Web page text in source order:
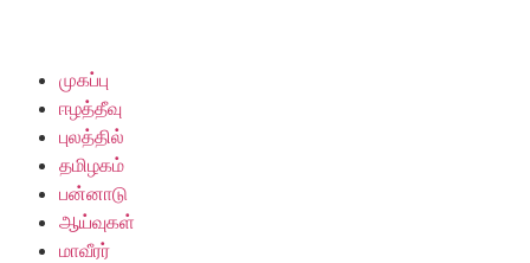
முகப்பு
ஈழத்தீவு
புலத்தில்
தமிழகம்
பன்னாடு
ஆய்வுகள்
மாவீரர்